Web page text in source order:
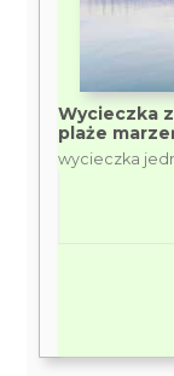
Wycieczka
plaże
wycieczka